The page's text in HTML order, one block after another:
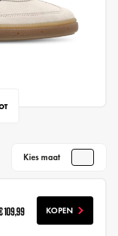
Kies maat
109,99 KOPEN